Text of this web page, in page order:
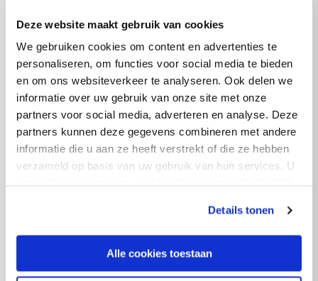
Deze website maakt gebruik van cookies
We gebruiken cookies om content en advertenties te
personaliseren, om functies voor social media te bieden
en om ons websiteverkeer te analyseren. Ook delen we
informatie over uw gebruik van onze site met onze
partners voor social media, adverteren en analyse. Deze
partners kunnen deze gegevens combineren met andere
informatie die u aan ze heeft verstrekt of die ze hebben
verzameld op basis van uw gebruik van hun services. U
Details tonen
Alle cookies toestaan
2025 af
Read more